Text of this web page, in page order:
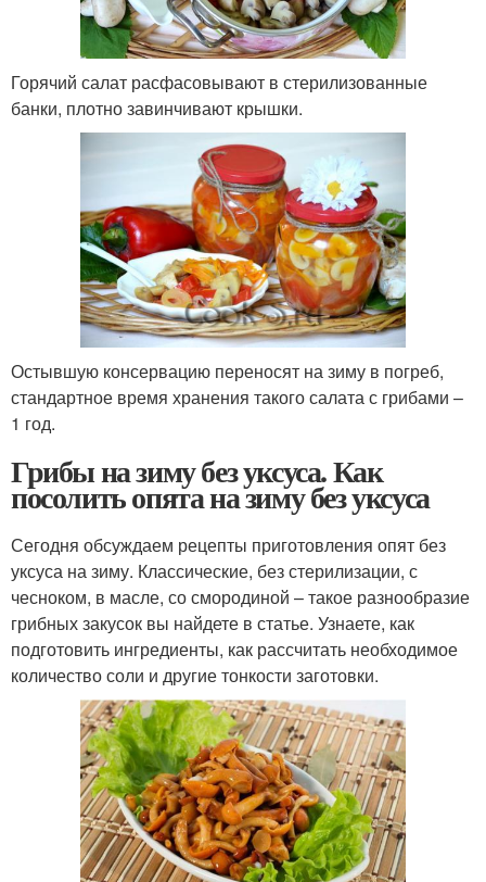
Горячий салат расфасовывают в стерилизованные
банки, плотно завинчивают крышки.
Остывшую консервацию переносят на зиму в погреб,
стандартное время хранения такого салата с грибами –
1 год.
Грибы на зиму без уксуса. Как
посолить опята на зиму без уксуса
Сегодня обсуждаем рецепты приготовления опят без
уксуса на зиму. Классические, без стерилизации, с
чесноком, в масле, со смородиной – такое разнообразие
грибных закусок вы найдете в статье. Узнаете, как
подготовить ингредиенты, как рассчитать необходимое
количество соли и другие тонкости заготовки.